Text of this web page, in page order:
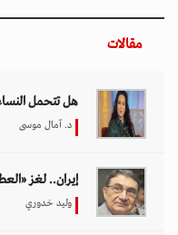
مقالات
هل تتحمل النساء
د. آمال موسى
إيران.. لغز
وليد خدوري